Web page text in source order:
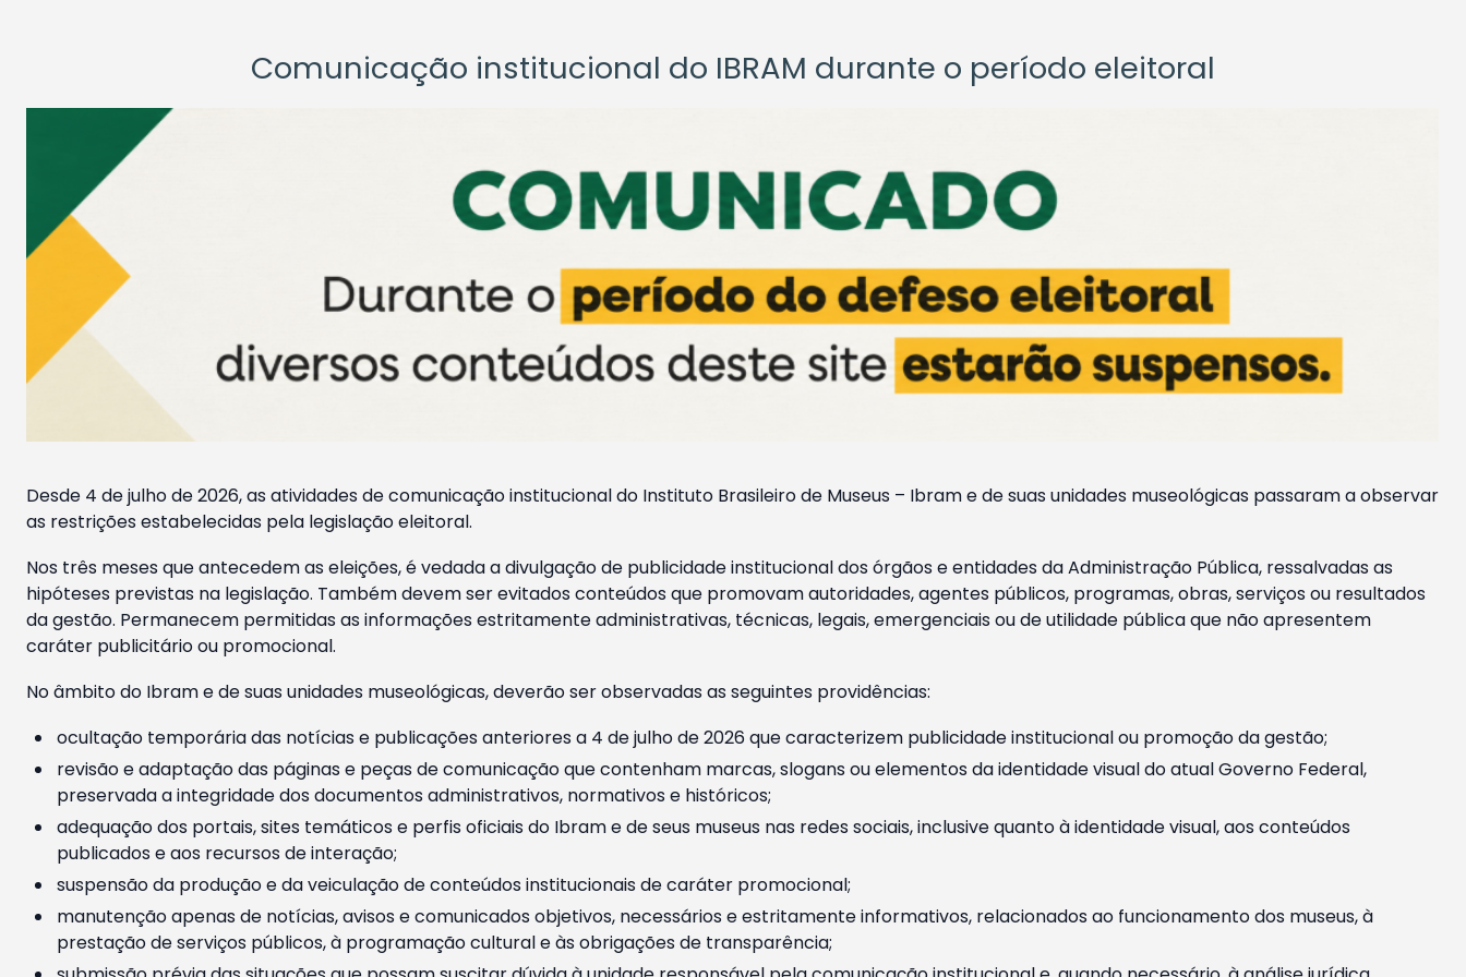
Comunicação institucional do IBRAM durante o período eleitoral
Desde 4 de julho de 2026, as atividades de comunicação institucional do Instituto Brasileiro de Museus – Ibram e de suas unidades museológicas passaram a observar
as restrições estabelecidas pela legislação eleitoral.
Nos três meses que antecedem as eleições, é vedada a divulgação de publicidade institucional dos órgãos e entidades da Administração Pública, ressalvadas as
hipóteses previstas na legislação. Também devem ser evitados conteúdos que promovam autoridades, agentes públicos, programas, obras, serviços ou resultados
da gestão. Permanecem permitidas as informações estritamente administrativas, técnicas, legais, emergenciais ou de utilidade pública que não apresentem
caráter publicitário ou promocional.
No âmbito do Ibram e de suas unidades museológicas, deverão ser observadas as seguintes providências:
ocultação temporária das notícias e publicações anteriores a 4 de julho de 2026 que caracterizem publicidade institucional ou promoção da gestão;
revisão e adaptação das páginas e peças de comunicação que contenham marcas, slogans ou elementos da identidade visual do atual Governo Federal,
preservada a integridade dos documentos administrativos, normativos e históricos;
adequação dos portais, sites temáticos e perfis oficiais do Ibram e de seus museus nas redes sociais, inclusive quanto à identidade visual, aos conteúdos
publicados e aos recursos de interação;
suspensão da produção e da veiculação de conteúdos institucionais de caráter promocional;
manutenção apenas de notícias, avisos e comunicados objetivos, necessários e estritamente informativos, relacionados ao funcionamento dos museus, à
prestação de serviços públicos, à programação cultural e às obrigações de transparência;